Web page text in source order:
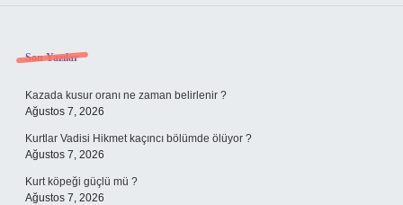
Sidebar
Son Yazılar
Kazada kusur oranı ne zaman belirlenir ?
Ağustos 7, 2026
Kurtlar Vadisi Hikmet kaçıncı bölümde ölüyor ?
Ağustos 7, 2026
Kurt köpeği güçlü mü ?
Ağustos 7, 2026